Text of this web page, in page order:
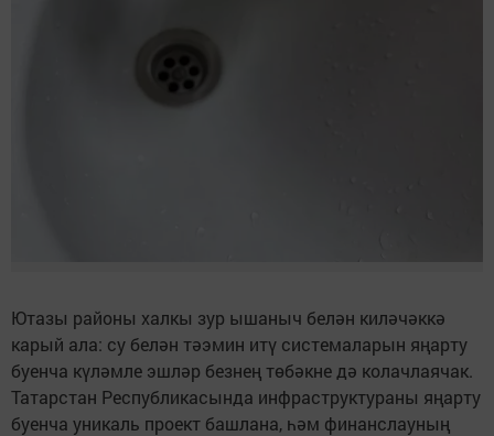
Ютазы районы халкы зур ышаныч белән киләчәккә
карый ала: су белән тәэмин итү системаларын яңарту
буенча күләмле эшләр безнең төбәкне дә колачлаячак.
Татарстан Республикасында инфраструктураны яңарту
буенча уникаль проект башлана, һәм финанслауның